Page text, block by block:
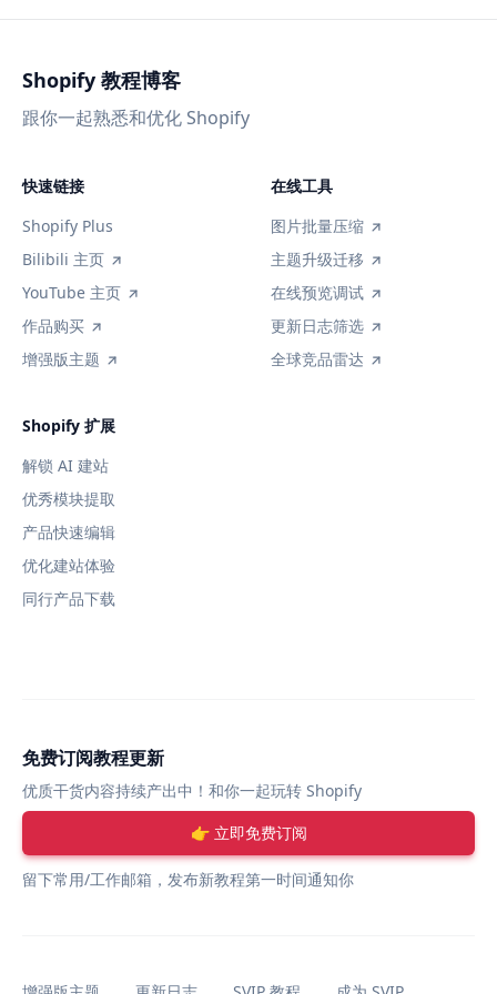
Shopify 教程博客
跟你一起熟悉和优化 Shopify
快速链接
Shopify Plus
Bilibili 主页
YouTube 主页
作品购买
增强版主题
在线工具
图片批量压缩
主题升级迁移
在线预览调试
更新日志筛选
全球竞品雷达
Shopify 扩展
解锁 AI 建站
优秀模块提取
产品快速编辑
优化建站体验
同行产品下载
免费订阅教程更新
优质干货内容持续产出中！和你一起玩转 Shopify
👉 立即免费订阅
留下常用/工作邮箱，发布新教程第一时间通知你